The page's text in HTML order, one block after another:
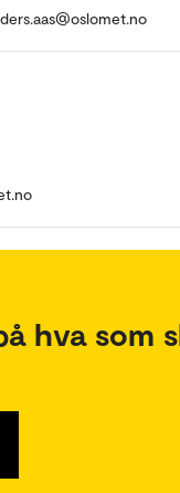
hva som